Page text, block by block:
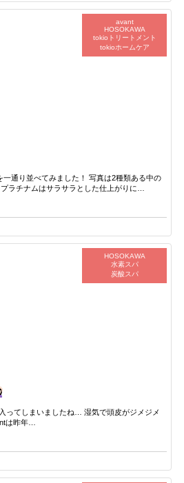
avant
HOSOKAWA
tokioトリートメント
tokioホームケア
一通り並べてみました！ 写真は2種類ある中の
ラチナムはサラサラとした仕上がりに…
HOSOKAWA
水素スパ
炭酸スパ
ってしまいましたね… 湿気で頭皮がジメジメ
は昨年…